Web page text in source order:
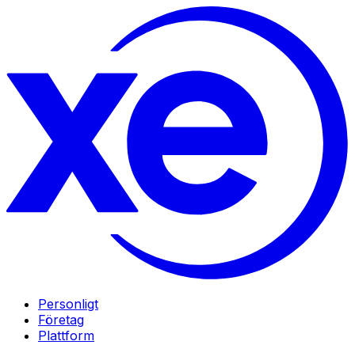
Personligt
Företag
Plattform